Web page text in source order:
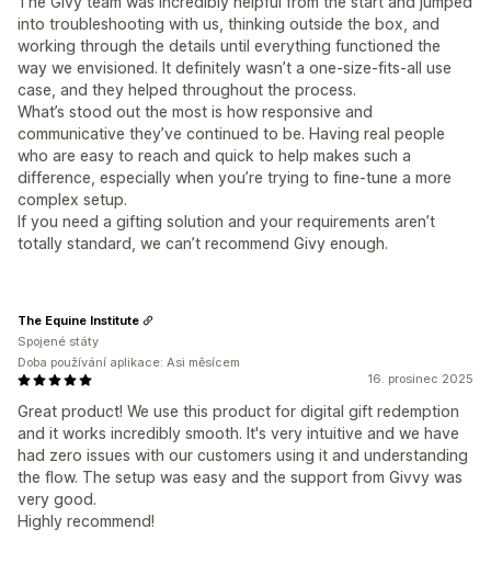
into troubleshooting with us, thinking outside the box, and
working through the details until everything functioned the
way we envisioned. It definitely wasn’t a one-size-fits-all use
case, and they helped throughout the process.
What’s stood out the most is how responsive and
communicative they’ve continued to be. Having real people
who are easy to reach and quick to help makes such a
difference, especially when you’re trying to fine-tune a more
complex setup.
If you need a gifting solution and your requirements aren’t
totally standard, we can’t recommend Givy enough.
16. prosinec 2025
Great product! We use this product for digital gift redemption
and it works incredibly smooth. It's very intuitive and we have
had zero issues with our customers using it and understanding
the flow. The setup was easy and the support from Givvy was
very good.
Highly recommend!
The Equine Institute
Spojené státy
Doba používání aplikace: Asi měsícem